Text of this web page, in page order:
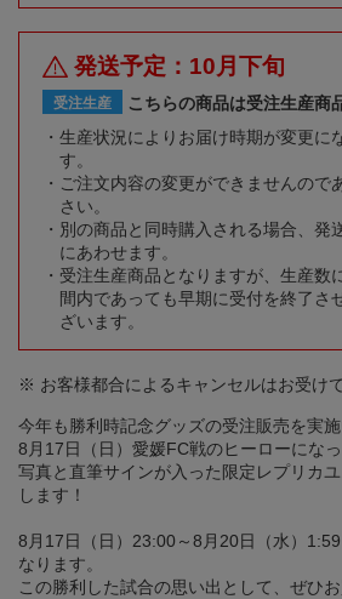
発送予定：10月下旬
受注生産
こちらの商品は受注生産商
生産状況によりお届け時期が変更に
す。
ご注文内容の変更ができませんので
さい。
別の商品と同時購入される場合、発
にあわせます。
受注生産商品となりますが、生産数
間内であっても早期に受付を終了さ
ざいます。
※ お客様都合によるキャンセルはお受けで
今年も勝利時記念グッズの受注販売を実施
8月17日（日）愛媛FC戦のヒーローにな
写真と直筆サインが入った限定レプリカ
します！
8月17日（日）23:00～8月20日（水）
なります。
この勝利した試合の思い出として、ぜひ